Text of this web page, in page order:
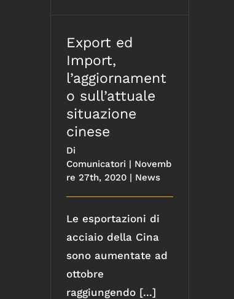
Export ed
Import,
l’aggiornament
o sull’attuale
situazione
cinese
Di
Comunicatori | Novemb
re 27th, 2020 | News
Le esportazioni di
acciaio della Cina
sono aumentate ad
ottobre
raggiungendo [...]